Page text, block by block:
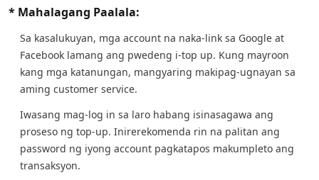
* Mahalagang Paalala:
Sa kasalukuyan, mga account na naka-link sa Google at
Facebook lamang ang pwedeng i-top up. Kung mayroon
kang mga katanungan, mangyaring makipag-ugnayan sa
aming customer service.
Iwasang mag-log in sa laro habang isinasagawa ang
proseso ng top-up. Inirerekomenda rin na palitan ang
password ng iyong account pagkatapos makumpleto ang
transaksyon.